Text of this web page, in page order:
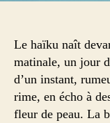
Le haïku naît
matinale, un jour
d’un instant,
rime, en écho à
fleur de peau. La